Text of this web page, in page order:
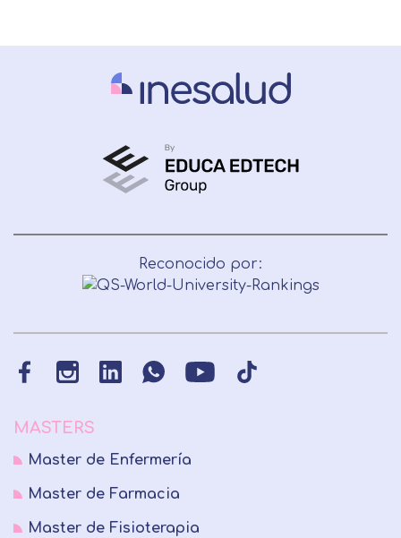
Reconocido por:
MASTERS
Master de Enfermería
Master de Farmacia
Master de Fisioterapia